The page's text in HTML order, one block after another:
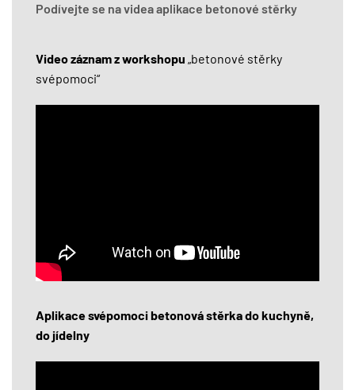
Podívejte se na videa aplikace betonové stěrky
Video záznam z workshopu „betonové stěrky
svépomoci“
Aplikace svépomoci betonová stěrka do kuchyně,
do jídelny